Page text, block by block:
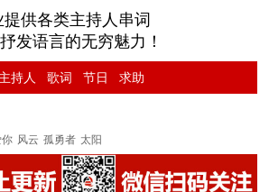
供各类主持人串词
发语言的无穷魅力！
主持人 歌词 节日 求助
你 风云 孤勇者 太阳